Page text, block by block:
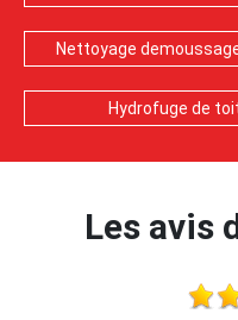
Nettoyage
Hydrofuge de
Les avis